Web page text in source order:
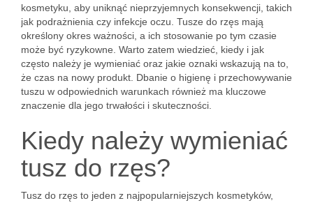
kosmetyku, aby uniknąć nieprzyjemnych konsekwencji, takich
jak podrażnienia czy infekcje oczu. Tusze do rzęs mają
określony okres ważności, a ich stosowanie po tym czasie
może być ryzykowne. Warto zatem wiedzieć, kiedy i jak
często należy je wymieniać oraz jakie oznaki wskazują na to,
że czas na nowy produkt. Dbanie o higienę i przechowywanie
tuszu w odpowiednich warunkach również ma kluczowe
znaczenie dla jego trwałości i skuteczności.
Kiedy należy wymieniać
tusz do rzęs?
Tusz do rzęs to jeden z najpopularniejszych kosmetyków,